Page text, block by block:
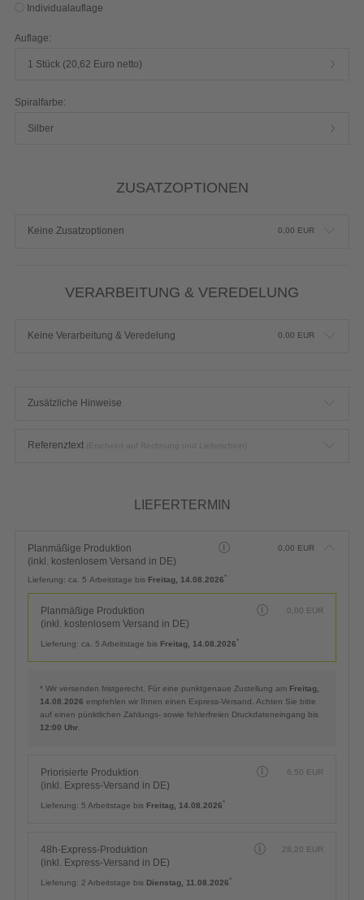
Individualauflage
Auflage:
1 Stück (20,62 Euro netto)
Spiralfarbe:
Silber
ZUSATZOPTIONEN
Keine Zusatzoptionen 0,00 EUR
VERARBEITUNG & VEREDELUNG
Keine Verarbeitung & Veredelung 0,00 EUR
Zusätzliche Hinweise
Referenztext
LIEFERTERMIN
Planmäßige Produktion
(inkl. kostenlosem Versand in DE)
0,00 EUR
Lieferung: ca. 5 Arbeitstage bis Freitag, 14.08.2026*
Planmäßige Produktion
(inkl. kostenlosem Versand in DE)
0,00 EUR
Lieferung: ca. 5 Arbeitstage bis Freitag, 14.08.2026*
* Wir versenden fristgerecht. Für eine punktgenaue Zustellung am Freitag,
14.08.2026 empfehlen wir Ihnen einen Express-Versand. Achten Sie bitte
auf einen pünktlichen Zahlungs- sowie fehlerfreien Druckdateneingang bis
12:00 Uhr
Priorisierte Produktion
(inkl. Express-Versand in DE)
6,50 EUR
Lieferung: 5 Arbeitstage bis Freitag, 14.08.2026*
48h-Express-Produktion
(inkl. Express-Versand in DE)
28,20 EUR
Lieferung: 2 Arbeitstage bis Dienstag, 11.08.2026*